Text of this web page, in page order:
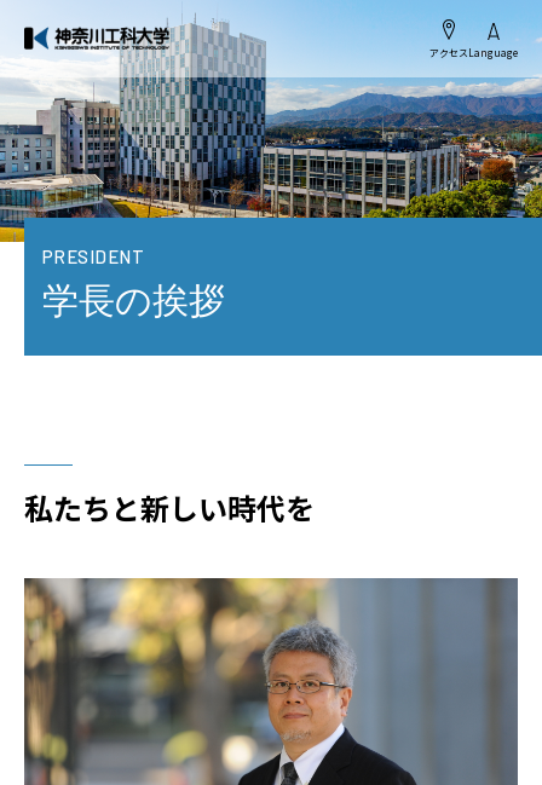
アクセスLanguage
PRESIDENT
学長の挨拶
私たちと新しい時代を